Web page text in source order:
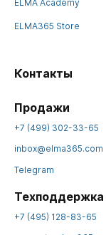
ELMA Academy
ELMA365 Store
Контакты
Продажи
+7 (499) 302-33-65
inbox@elma365.com
Telegram
Техподдержка
+7 (495) 128-83-65